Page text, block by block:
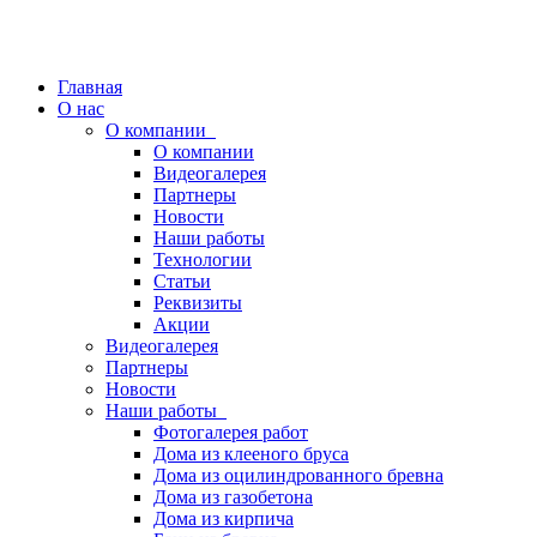
Главная
О нас
О компании
О компании
Видеогалерея
Партнеры
Новости
Наши работы
Технологии
Статьи
Реквизиты
Акции
Видеогалерея
Партнеры
Новости
Наши работы
Фотогалерея работ
Дома из клееного бруса
Дома из оцилиндрованного бревна
Дома из газобетона
Дома из кирпича